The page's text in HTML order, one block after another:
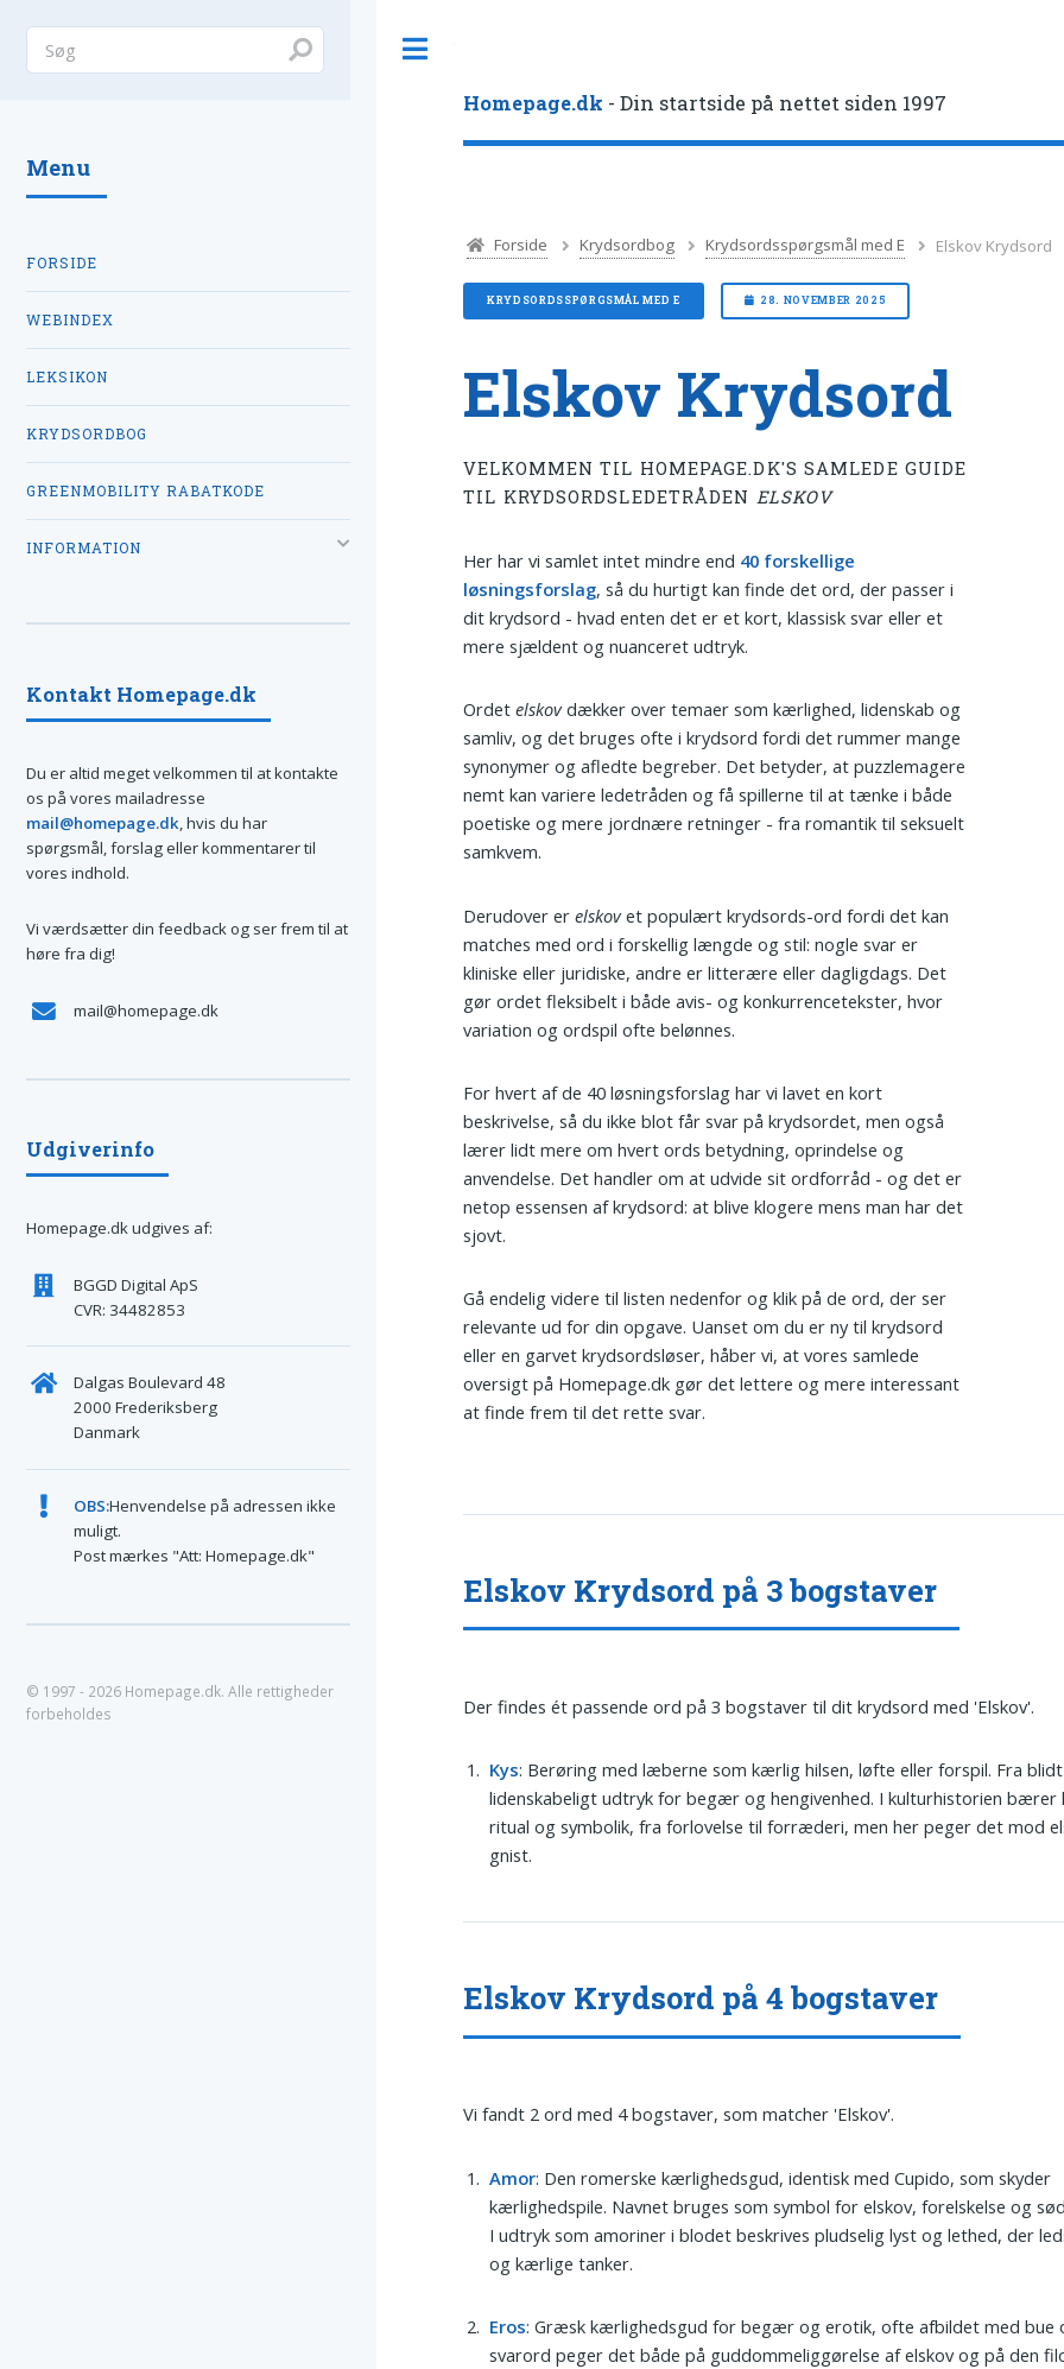
Homepage.dk - Din startside på nettet siden 1997
Forside Krydsordbog Krydsordsspørgsmål med E Elskov Krydsord
KRYDSORDSSPØRGSMÅL MED E 28. NOVEMBER 2025
Elskov Krydsord
VELKOMMEN TIL HOMEPAGE.DK'S SAMLEDE GUIDE
TIL KRYDSORDSLEDETRÅDEN ELSKOV
Her har vi samlet intet mindre end 40 forskellige
løsningsforslag, så du hurtigt kan finde det ord, der passer i
dit krydsord - hvad enten det er et kort, klassisk svar eller et
mere sjældent og nuanceret udtryk.
Ordetelskovdækker over temaer som kærlighed, lidenskab og
samliv, og det bruges ofte i krydsord fordi det rummer mange
synonymer og afledte begreber. Det betyder, at puzzlemagere
nemt kan variere ledetråden og få spillerne til at tænke i både
poetiske og mere jordnære retninger - fra romantik til seksuelt
samkvem.
Derudover erelskovet populært krydsords-ord fordi det kan
matches med ord i forskellig længde og stil: nogle svar er
kliniske eller juridiske, andre er litterære eller dagligdags. Det
gør ordet fleksibelt i både avis- og konkurrencetekster, hvor
variation og ordspil ofte belønnes.
For hvert af de 40 løsningsforslag har vi lavet en kort
beskrivelse, så du ikke blot får svar på krydsordet, men også
lærer lidt mere om hvert ords betydning, oprindelse og
anvendelse. Det handler om at udvide sit ordforråd - og det er
netop essensen af krydsord: at blive klogere mens man har det
sjovt.
Gå endelig videre til listen nedenfor og klik på de ord, der ser
relevante ud for din opgave. Uanset om du er ny til krydsord
eller en garvet krydsordsløser, håber vi, at vores samlede
oversigt på Homepage.dk gør det lettere og mere interessant
at finde frem til det rette svar.
Elskov Krydsord på 3 bogstaver
Der findes ét passende ord på 3 bogstaver til dit krydsord med 'Elskov'.
Kys: Berøring med læberne som kærlig hilsen, løfte eller forspil. Fra
lidenskabeligt udtryk for begær og hengivenhed. I kulturhistorien bærer
ritual og symbolik, fra forlovelse til forræderi, men her peger det mod
gnist.
Elskov Krydsord på 4 bogstaver
Vi fandt 2 ord med 4 bogstaver, som matcher 'Elskov'.
Amor: Den romerske kærlighedsgud, identisk med Cupido, som skyder
kærlighedspile. Navnet bruges som symbol for elskov, forelskelse og
I udtryk som amoriner i blodet beskrives pludselig lyst og lethed, der
og kærlige tanker.
Eros: Græsk kærlighedsgud for begær og erotik, ofte afbildet med bue
svarord peger det både på guddommeliggørelse af elskov og på den
Menu
FORSIDE
WEBINDEX
LEKSIKON
KRYDSORDBOG
GREENMOBILITY RABATKODE
INFORMATION
Kontakt Homepage.dk
Du er altid meget velkommen til at kontakte
os på vores mailadresse
mail@homepage.dk, hvis du har
spørgsmål, forslag eller kommentarer til
vores indhold.
Vi værdsætter din feedback og ser frem til at
høre fra dig!
mail@homepage.dk
Udgiverinfo
Homepage.dk udgives af:
BGGD Digital ApS
CVR: 34482853
Dalgas Boulevard 48
2000 Frederiksberg
Danmark
OBS:Henvendelse på adressen ikke
muligt.
Post mærkes "Att: Homepage.dk"
© 1997 - 2026 Homepage.dk. Alle rettigheder
forbeholdes